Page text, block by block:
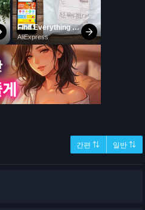
간편 ⇅ 일반 ⇅